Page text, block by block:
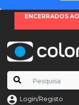
ENCERRADOS
Login/Registo